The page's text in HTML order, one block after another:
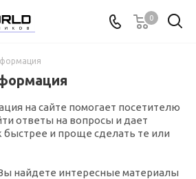
0
на сайте помогает посетителю
ответы на вопросы и дает
быстрее и проще сделать те или
найдете интересные материалы